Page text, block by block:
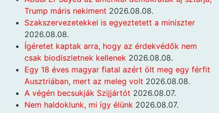
Trump máris nekiment 2026.08.08.
Szakszervezetekkel is egyeztetett a miniszter
2026.08.08.
Ígéretet kaptak arra, hogy az érdekvédők nem
csak biodíszletnek kellenek 2026.08.08.
Egy 18 éves magyar fiatal azért ölt meg egy férfit
Ausztriában, mert az meleg volt 2026.08.08.
A végén becsukják Szijjártót 2026.08.07.
Nem haldoklunk, mi így élünk 2026.08.07.